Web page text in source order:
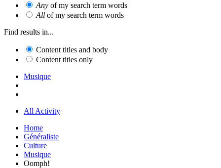
Any of my search term words
All of my search term words
Find results in...
Content titles and body
Content titles only
Musique
All Activity
Home
Généraliste
Culture
Musique
Oomph!